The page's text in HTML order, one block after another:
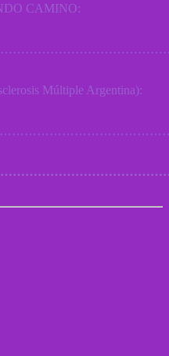
CAMINO:
Múltiple Argentina):